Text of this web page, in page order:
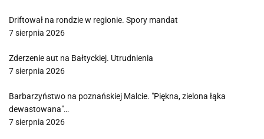
Driftował na rondzie w regionie. Spory mandat
7 sierpnia 2026
Zderzenie aut na Bałtyckiej. Utrudnienia
7 sierpnia 2026
Barbarzyństwo na poznańskiej Malcie. "Piękna, zielona łąka
dewastowana"…
7 sierpnia 2026